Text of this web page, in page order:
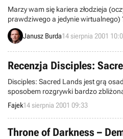
Marzy wam się kariera złodzieja
prawdziwego a jedynie wirtualnego)
jedynie małe zakupy. Od dzisiaj na
znajdziecie wydaną na naszym rynku
Janusz Burda14 sierpnia 2001
Recenzja Disciples:
Disciples: Sacred Lands jest grą
sposobem rozgrywki bardzo
Magic. Jej fabułą jest odwieczny
zamieszkującymi stare Imperium.
np. po stronie górskich klanów czy
nieumarłych.
Fajek14 sierpnia 2001 09:33
Throne of Darkness –